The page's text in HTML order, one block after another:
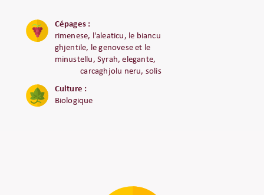
Cépages :
rimenese, l'aleaticu, le biancu
ghjentile, le genovese et le
minustellu, Syrah, elegante,
carcaghjolu neru, solis
Culture :
Biologique